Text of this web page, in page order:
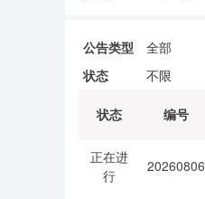
公告类型 全部
状态
不限
状态 编号
正在进
行
20260806